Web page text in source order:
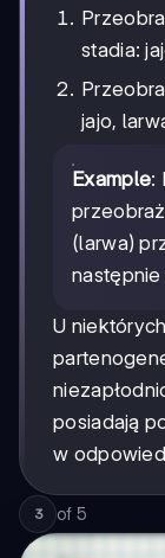
stadia:
jajo,
Example:
(larwa)
U
posiadają
w
3 of 5